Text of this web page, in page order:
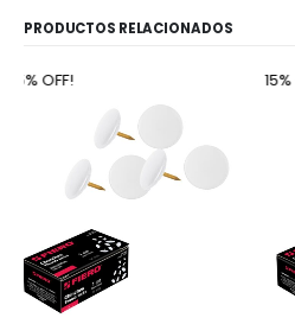
PRODUCTOS RELACIONADOS
15% OFF!